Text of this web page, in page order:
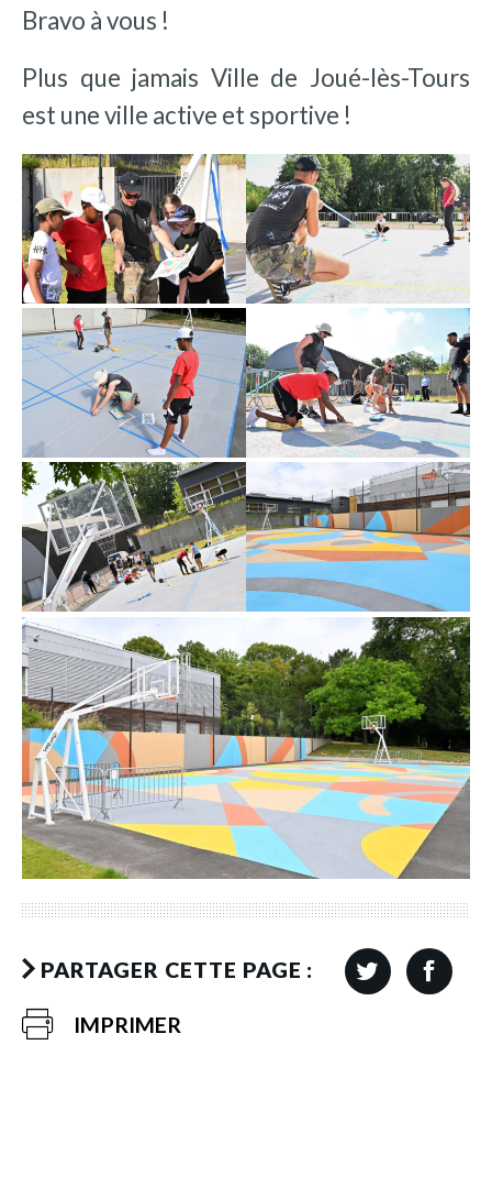
Bravo à vous !
Plus que jamais Ville de Joué-lès-Tours
est une ville active et sportive !
PARTAGER CETTE PAGE :
IMPRIMER